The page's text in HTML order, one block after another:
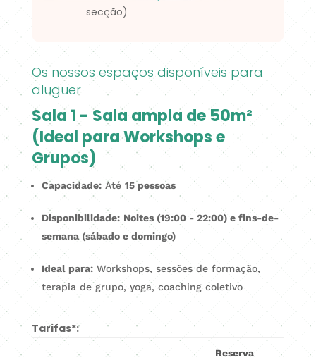
secção)
Os nossos espaços disponíveis para
aluguer
Sala 1 - Sala ampla de 50m²
(Ideal para Workshops e
Grupos)
Capacidade:Até 15 pessoas
Disponibilidade: Noites (19:00 - 22:00) e fins-de-
semana (sábado e domingo)
Ideal para:Workshops, sessões de formação,
terapia de grupo, yoga, coaching coletivo
Tarifas*:
Reserva